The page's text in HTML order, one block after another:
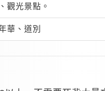
觀光景點。
華、道別